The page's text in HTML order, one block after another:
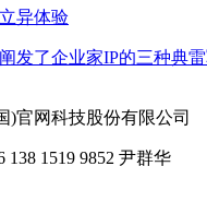
异体验
发了企业家IP的三种典
138 1519 9852 尹群华